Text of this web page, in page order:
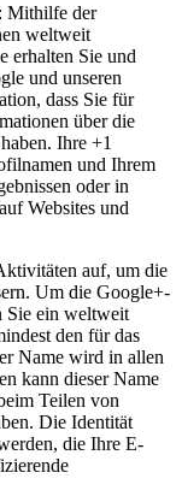
Mithilfe der
weltweit
erhalten Sie und
und unseren
dass Sie für
über die
Ihre +1
und Ihrem
oder in
Websites und
auf, um die
Um die Google+-
Sie ein weltweit
den für das
Name wird in allen
kann dieser Name
Teilen von
Die Identität
die Ihre E-